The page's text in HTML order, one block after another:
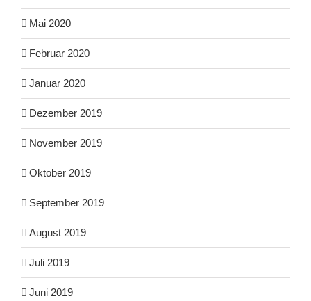
Mai 2020
Februar 2020
Januar 2020
Dezember 2019
November 2019
Oktober 2019
September 2019
August 2019
Juli 2019
Juni 2019